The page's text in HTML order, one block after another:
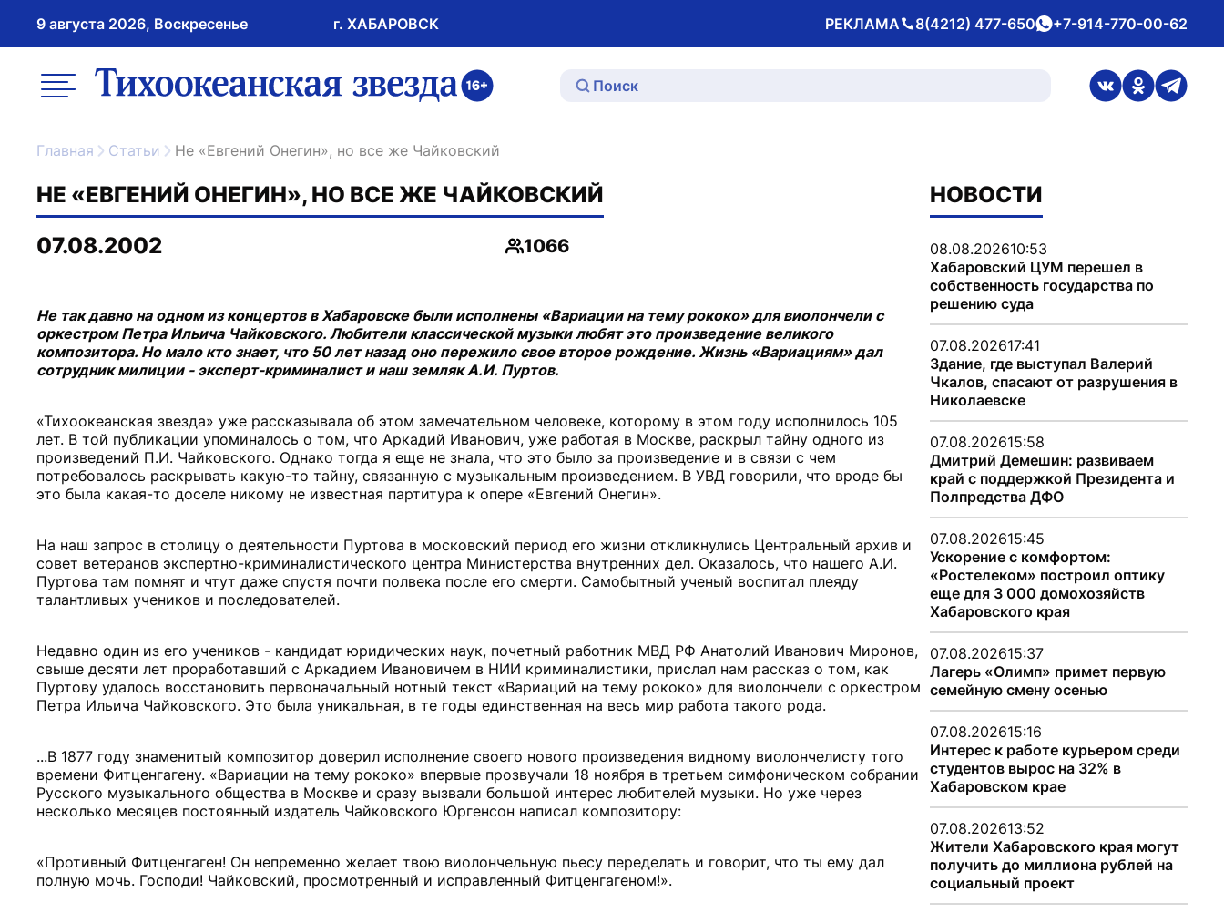
9 августа 2026, Воскресенье г. ХАБАРОВСК РЕКЛАМА
Телефон 8(4212) 477-650whatsApp
+7-914-770-00-62
меню ссылка на главную
ссылка на
ссылка на
Главная Статьи Не «Евгений Онегин», но все же Чайковский
НЕ «ЕВГЕНИЙ ОНЕГИН», НО ВСЕ ЖЕ ЧАЙКОВСКИЙ
07.08.2002
Просмотры
1066
Не так давно на одном из концертов в Хабаровске были исполнены «Вариации на тему рококо» для виолончели с
оркестром Петра Ильича Чайковского. Любители классической музыки любят это произведение великого
композитора. Но мало кто знает, что 50 лет назад оно пережило свое второе рождение. Жизнь «Вариациям» дал
сотрудник милиции - эксперт-криминалист и наш земляк А.И. Пуртов.
«Тихоокеанская звезда» уже рассказывала об этом замечательном человеке, которому в этом году исполнилось 105
лет. В той публикации упоминалось о том, что Аркадий Иванович, уже работая в Москве, раскрыл тайну одного из
произведений П.И. Чайковского. Однако тогда я еще не знала, что это было за произведение и в связи с чем
потребовалось раскрывать какую-то тайну, связанную с музыкальным произведением. В УВД говорили, что вроде бы
это была какая-то доселе никому не известная партитура к опере «Евгений Онегин».
На наш запрос в столицу о деятельности Пуртова в московский период его жизни откликнулись Центральный архив и
совет ветеранов экспертно-криминалистического центра Министерства внутренних дел. Оказалось, что нашего А.И.
Пуртова там помнят и чтут даже спустя почти полвека после его смерти. Самобытный ученый воспитал плеяду
талантливых учеников и последователей.
Недавно один из его учеников - кандидат юридических наук, почетный работник МВД РФ Анатолий Иванович Миронов,
свыше десяти лет проработавший с Аркадием Ивановичем в НИИ криминалистики, прислал нам рассказ о том, как
Пуртову удалось восстановить первоначальный нотный текст «Вариаций на тему рококо» для виолончели с оркестром
Петра Ильича Чайковского. Это была уникальная, в те годы единственная на весь мир работа такого рода.
...В 1877 году знаменитый композитор доверил исполнение своего нового произведения видному виолончелисту того
времени Фитценгагену. «Вариации на тему рококо» впервые прозвучали 18 ноября в третьем симфоническом собрании
Русского музыкального общества в Москве и сразу вызвали большой интерес любителей музыки. Но уже через
несколько месяцев постоянный издатель Чайковского Юргенсон написал композитору:
«Противный Фитценгаген! Он непременно желает твою виолончельную пьесу переделать и говорит, что ты ему дал
полную мочь. Господи! Чайковский, просмотренный и исправленный Фитценгагеном!».
НОВОСТИ
08.08.202610:53
Хабаровский ЦУМ перешел в
собственность государства по
решению суда
07.08.202617:41
Здание, где выступал Валерий
Чкалов, спасают от разрушения в
Николаевске
07.08.202615:58
Дмитрий Демешин: развиваем
край с поддержкой Президента и
Полпредства ДФО
07.08.202615:45
Ускорение с комфортом:
«Ростелеком» построил оптику
еще для 3 000 домохозяйств
Хабаровского края
07.08.202615:37
Лагерь «Олимп» примет первую
семейную смену осенью
07.08.202615:16
Интерес к работе курьером среди
студентов вырос на 32% в
Хабаровском крае
07.08.202613:52
Жители Хабаровского края могут
получить до миллиона рублей на
социальный проект